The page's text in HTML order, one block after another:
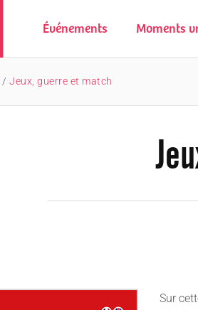
Événements Moments
/ Jeux, guerre et match
Sur